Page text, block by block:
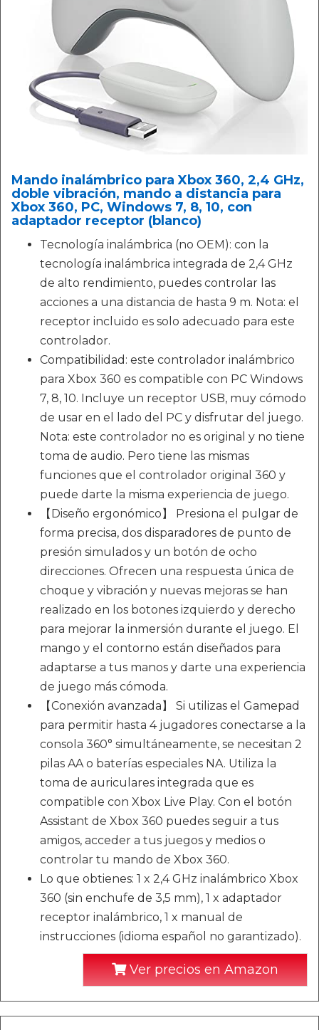
Mando inalámbrico para Xbox 360, 2,4 GHz,
doble vibración, mando a distancia para
Xbox 360, PC, Windows 7, 8, 10, con
adaptador receptor (blanco)
Tecnología inalámbrica (no OEM): con la
tecnología inalámbrica integrada de 2,4 GHz
de alto rendimiento, puedes controlar las
acciones a una distancia de hasta 9 m. Nota: el
receptor incluido es solo adecuado para este
controlador.
Compatibilidad: este controlador inalámbrico
para Xbox 360 es compatible con PC Windows
7, 8, 10. Incluye un receptor USB, muy cómodo
de usar en el lado del PC y disfrutar del juego.
Nota: este controlador no es original y no tiene
toma de audio. Pero tiene las mismas
funciones que el controlador original 360 y
puede darte la misma experiencia de juego.
【Diseño ergonómico】 Presiona el pulgar de
forma precisa, dos disparadores de punto de
presión simulados y un botón de ocho
direcciones. Ofrecen una respuesta única de
choque y vibración y nuevas mejoras se han
realizado en los botones izquierdo y derecho
para mejorar la inmersión durante el juego. El
mango y el contorno están diseñados para
adaptarse a tus manos y darte una experiencia
de juego más cómoda.
【Conexión avanzada】 Si utilizas el Gamepad
para permitir hasta 4 jugadores conectarse a la
consola 360° simultáneamente, se necesitan 2
pilas AA o baterías especiales NA. Utiliza la
toma de auriculares integrada que es
compatible con Xbox Live Play. Con el botón
Assistant de Xbox 360 puedes seguir a tus
amigos, acceder a tus juegos y medios o
controlar tu mando de Xbox 360.
Lo que obtienes: 1 x 2,4 GHz inalámbrico Xbox
360 (sin enchufe de 3,5 mm), 1 x adaptador
receptor inalámbrico, 1 x manual de
instrucciones (idioma español no garantizado).
Ver precios en Amazon